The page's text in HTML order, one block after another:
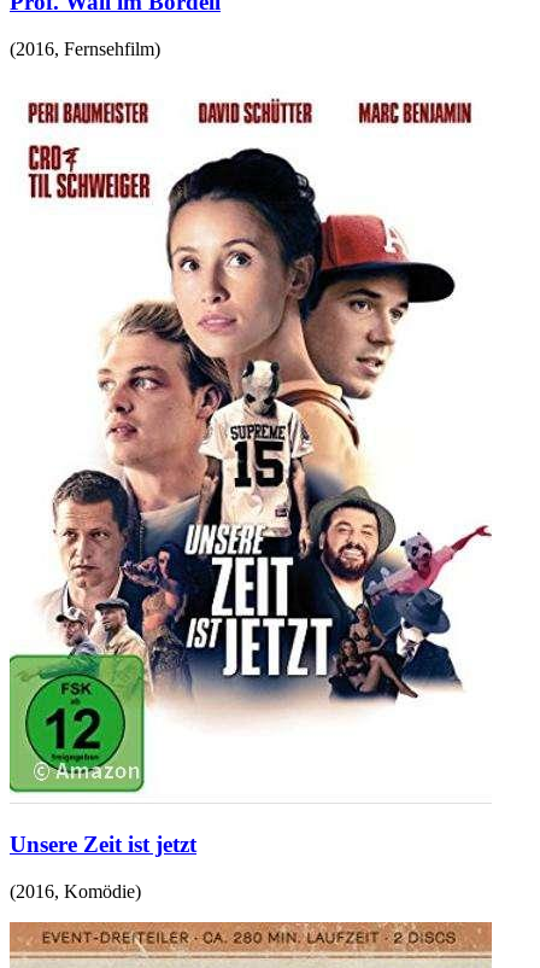
(2016, Fernsehfilm)
Unsere Zeit ist jetzt
(2016, Komödie)